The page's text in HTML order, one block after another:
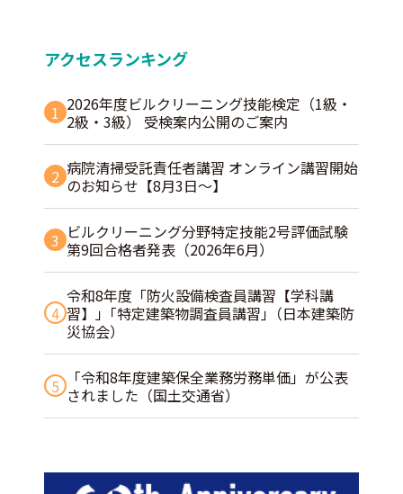
アクセスランキング
1 2026年度ビルクリーニング技能検定（1級・
2級・3級） 受検案内公開のご案内
2 病院清掃受託責任者講習 オンライン講習開始
のお知らせ【8月3日～】
3 ビルクリーニング分野特定技能2号評価試験
第9回合格者発表（2026年6月）
4
令和8年度「防火設備検査員講習【学科講
習】」｢特定建築物調査員講習｣（日本建築防
災協会）
5
「令和8年度建築保全業務労務単価」が公表
されました（国土交通省）